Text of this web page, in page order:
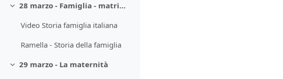
Minimizza
28 marzo - Famiglia - matrimonio e divorzio - relazioni affettive
Video Storia famiglia italiana
Ramella - Storia della famiglia
Minimizza
29 marzo - La maternità